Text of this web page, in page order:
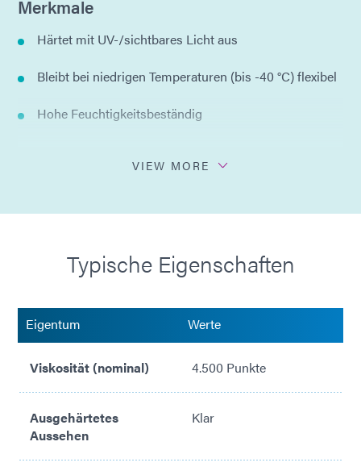
Merkmale
Härtet mit UV-/sichtbares Licht aus
Bleibt bei niedrigen Temperaturen (bis -40 °C) flexibel
Hohe Feuchtigkeitsbeständig
Niedrige Dielektrizitätskonstante für
Hochfrequenzanwendungen
Niedriger Modul für minimale Spannung
Isocyanatfrei
Keine Lösungsmittelzusätze
VIEW MORE
Typische Eigenschaften
Eigentum Werte
Viskosität (nominal) 4.500 Punkte
Ausgehärtetes
Aussehen
Klar